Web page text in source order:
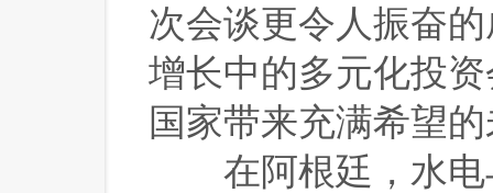
次会谈更令人振奋
增长中的多元化投
国家带来充满希望
在阿根廷，水电